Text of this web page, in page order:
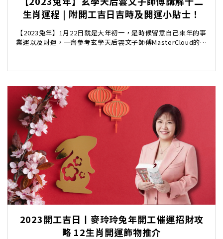
生肖運程 | 附開工吉日吉時及開運小貼士！
【2023兔年】1月22日就是大年初一，是時候留意自己來年的事
業運以及財運，一齊參考玄學天后雲文子師傅MasterCloud的十
2023開工吉日丨麥玲玲兔年開工催運招財攻
略 12生肖開運飾物推介